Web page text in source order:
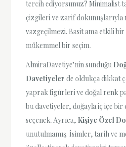
tercih ediyorsunuz? Minimalist
çizgileri ve zarif
vazgeçilmezi. Basit ama etkili
mükemmel bir seçim.
AlmiraDavetiye’nin sunduğu
Davetiyeler de oldukça dikkat
yaprak figürleri ve doğal renk
bu davetiyeler, doğayla iç içe
seçenek. Ayrıca, Kişiye Özel
unutulmamış. İsimler, tarih ve